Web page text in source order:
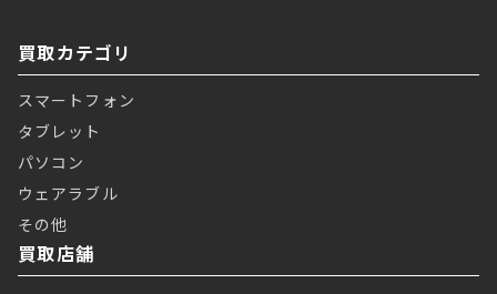
買取カテゴリ
スマートフォン
タブレット
パソコン
ウェアラブル
その他
買取店舗